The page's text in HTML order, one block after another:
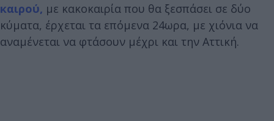
καιρού, με κακοκαιρία που θα ξεσπάσει σε δύο
κύματα, έρχεται τα επόμενα 24ωρα, με χιόνια να
αναμένεται να φτάσουν μέχρι και την Αττική.